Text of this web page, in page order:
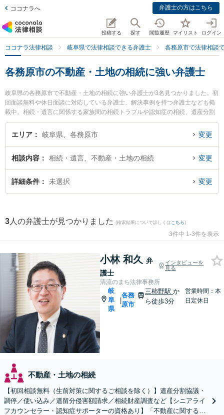
ココナラへ 弁護士の方はこちら
投稿する 探す 閲覧履歴 マイリスト ログイン
ココナラ法律相談 岐阜県で法律相談できる弁護士 各務原市で法律相談
各務原市の不動産・土地の相続に強い弁護士
岐阜県の各務原市で不動産・土地の相続に強い弁護士が3名見つかりました。初
回面談無料や休日面談に対応している弁護士、解決事例を持つ弁護士なども掲
載中。相続・遺言に関係する家族間の相続トラブルや認知症の相続、遺産分割
等の細かな分野での絞り込み検索もでき便利です。特に清流のまち法律事務所
の小林 和久弁護士や中村将成法律事務所の中村 将成弁護士、花光総合法律事務
今すぐに弁護士に相談したい』『不動産・土地の相続のトラブル解決の実績豊
富な近くの弁護士を検索したい』『初回相談無料で不動産・土地の相続を法律
相談できる各務原市内の弁護士に相談予約したい』などでお困りの相談者さん
エリア 岐阜県、各務原市 変更
相談内容 相続・遺言、不動産・土地の相続 変更
詳細条件 未選択 変更
3 人の弁護士が見つかりました (検索結果について詳しくは こちら)
3件中 1-3件を表示
小林 和久 弁
護士
インタビューを
見る
清流のまち法律事務所
岐
阜
県
|
各務
原市
三柿野駅か
ら徒歩3分
営業時間：本
日定休日
不動産・土地の相続
【初回相談無料（生前対策に関するご相談を除く）】遺産分割協議・
調停／使い込み／遺留分侵害額請求／相続財産調査など【シニアライ
フカウンセラー・認知症サポーターの資格あり】「不動産に関する相